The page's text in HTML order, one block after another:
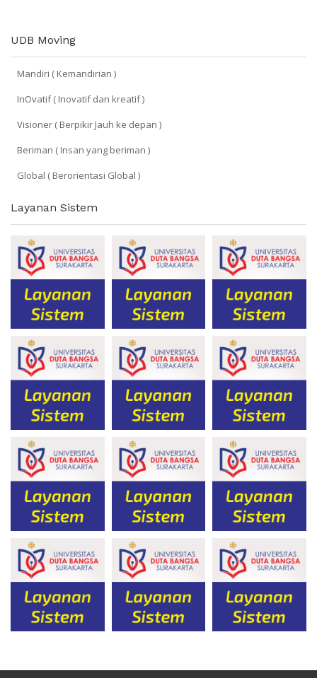
UDB Moving
Mandiri ( Kemandirian )
InOvatif ( Inovatif dan kreatif )
Visioner ( Berpikir Jauh ke depan )
Beriman ( Insan yang beriman )
Global ( Berorientasi Global )
Layanan Sistem